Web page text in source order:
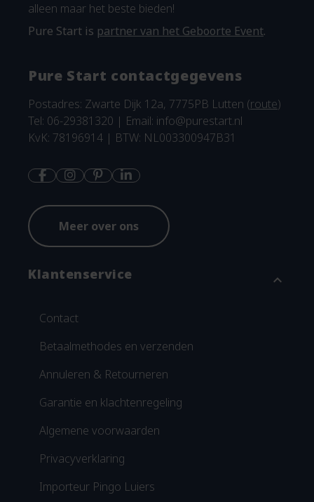
alleen maar het beste bieden!
Pure Start is partner van het Geboorte Event.
Pure Start contactgegevens
Postadres: Zwarte Dijk 12a, 7775PB Lutten (route)
Tel: 06-29381320 | Email: info@purestart.nl
KvK: 78196914 | BTW: NL003300947B31
Meer over ons
Klantenservice expand_more
Contact
Betaalmethodes en verzenden
Annuleren & Retourneren
Garantie en klachtenregeling
Algemene voorwaarden
Privacyverklaring
Importeur Pingo Luiers